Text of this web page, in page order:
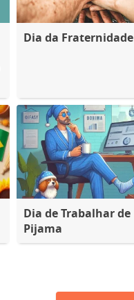
Dia da Fraternidade
Dia de Trabalhar de
Pijama